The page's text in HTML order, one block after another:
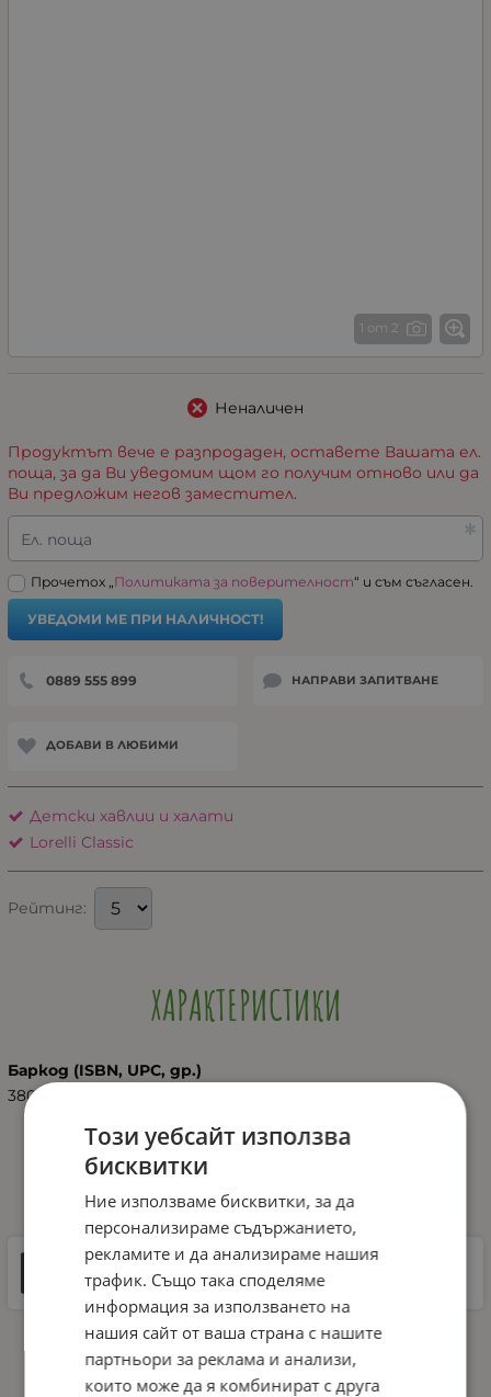
1 от 2
Неналичен
Продуктът вече е разпродаден, оставете Вашата ел.
поща, за да Ви уведомим щом го получим отново или да
Ви предложим негов заместител.
Ел. поща
Прочетох „Политиката за поверителност“ и съм съгласен.
УВЕДОМИ МЕ ПРИ НАЛИЧНОСТ!
0889 555 899 НАПРАВИ ЗАПИТВАНЕ
ДОБАВИ В ЛЮБИМИ
Детски хавлии и халати
Lorelli Classic
Рейтинг:
ХАРАКТЕРИСТИКИ
Баркод (ISBN, UPC, др.)
3800166100111
ДОКУМЕНТИ ЗА СВАЛЯНЕ
Инструкции
9 MB |PDF
Този уебсайт използва
бисквитки
Ние използваме бисквитки, за да
персонализираме съдържанието,
рекламите и да анализираме нашия
трафик. Също така споделяме
информация за използването на
нашия сайт от ваша страна с нашите
партньори за реклама и анализи,
които може да я комбинират с друга